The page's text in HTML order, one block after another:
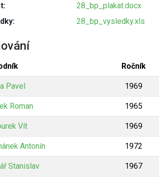
28_bp_plakat.docx
28_bp_vysledky.xls
Ročník
Pavel 1969
Roman 1965
Vít 1969
Antonín 1972
Stanislav 1967